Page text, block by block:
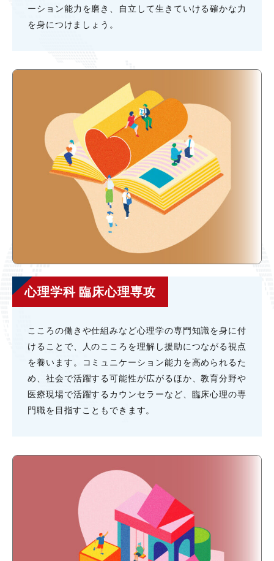
ーション能⼒を磨き、⾃⽴して⽣きていける確かな⼒
を⾝につけましょう。
心理学科 臨床心理専攻
こころの働きや仕組みなど⼼理学の専⾨知識を⾝に付
けることで、⼈のこころを理解し援助につながる視点
を養います。コミュニケーション能⼒を⾼められるた
め、社会で活躍する可能性が広がるほか、教育分野や
医療現場で活躍するカウンセラーなど、臨床⼼理の専
⾨職を⽬指すこともできます。